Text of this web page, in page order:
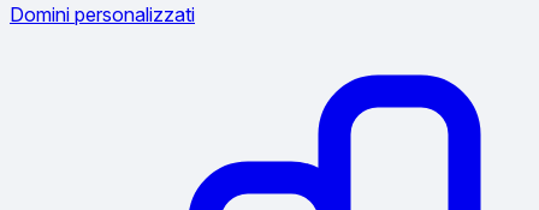
Domini personalizzati